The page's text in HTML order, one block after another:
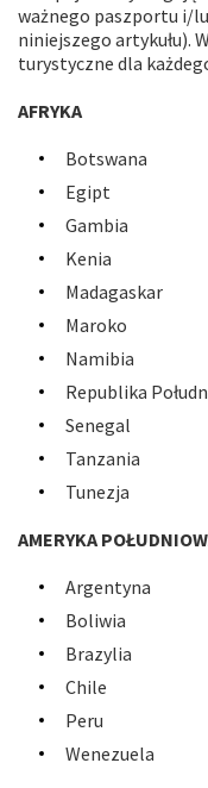
ważnego paszportu i/
niniejszego artykułu).
turystyczne dla
AFRYKA
Botswana
Egipt
Gambia
Kenia
Madagaskar
Maroko
Namibia
Republika
Senegal
Tanzania
Tunezja
AMERYKA
Argentyna
Boliwia
Brazylia
Chile
Peru
Wenezuela